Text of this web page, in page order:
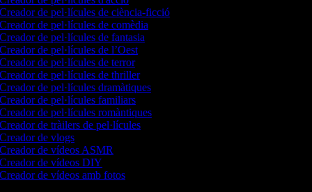
de pel·lícules de ciència-ficció
de pel·lícules de comèdia
de pel·lícules de fantasia
de pel·lícules de l’Oest
de pel·lícules de terror
de pel·lícules de thriller
de pel·lícules dramàtiques
de pel·lícules familiars
de pel·lícules romàntiques
de tràilers de pel·lícules
de vlogs
de vídeos ASMR
de vídeos DIY
de vídeos amb fotos